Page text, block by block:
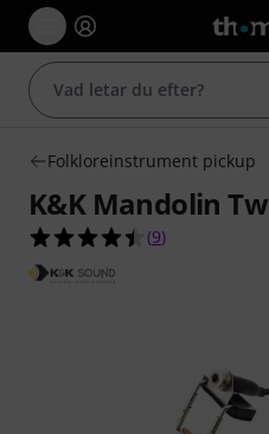
Folkloreinstrument pickup
K&K Mandolin
4.4 av 5
(9)